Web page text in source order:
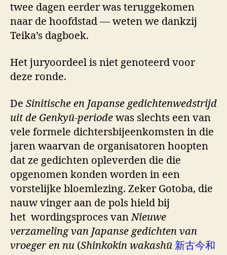
twee dagen eerder was teruggekomen
naar de hoofdstad — weten we dankzij
Teika’s dagboek.
Het juryoordeel is niet genoteerd voor
deze ronde.
De Sinitische en Japanse gedichtenwedstrijd
uit de Genkyū-periode was slechts een van
vele formele dichtersbijeenkomsten in die
jaren waarvan de organisatoren hoopten
dat ze gedichten opleverden die die
opgenomen konden worden in een
vorstelijke bloemlezing. Zeker Gotoba, die
nauw vinger aan de pols hield bij
het wordingsproces vanNieuwe
verzameling van Japanse gedichten van
vroeger en nu (Shinkokin wakashū 新古今和